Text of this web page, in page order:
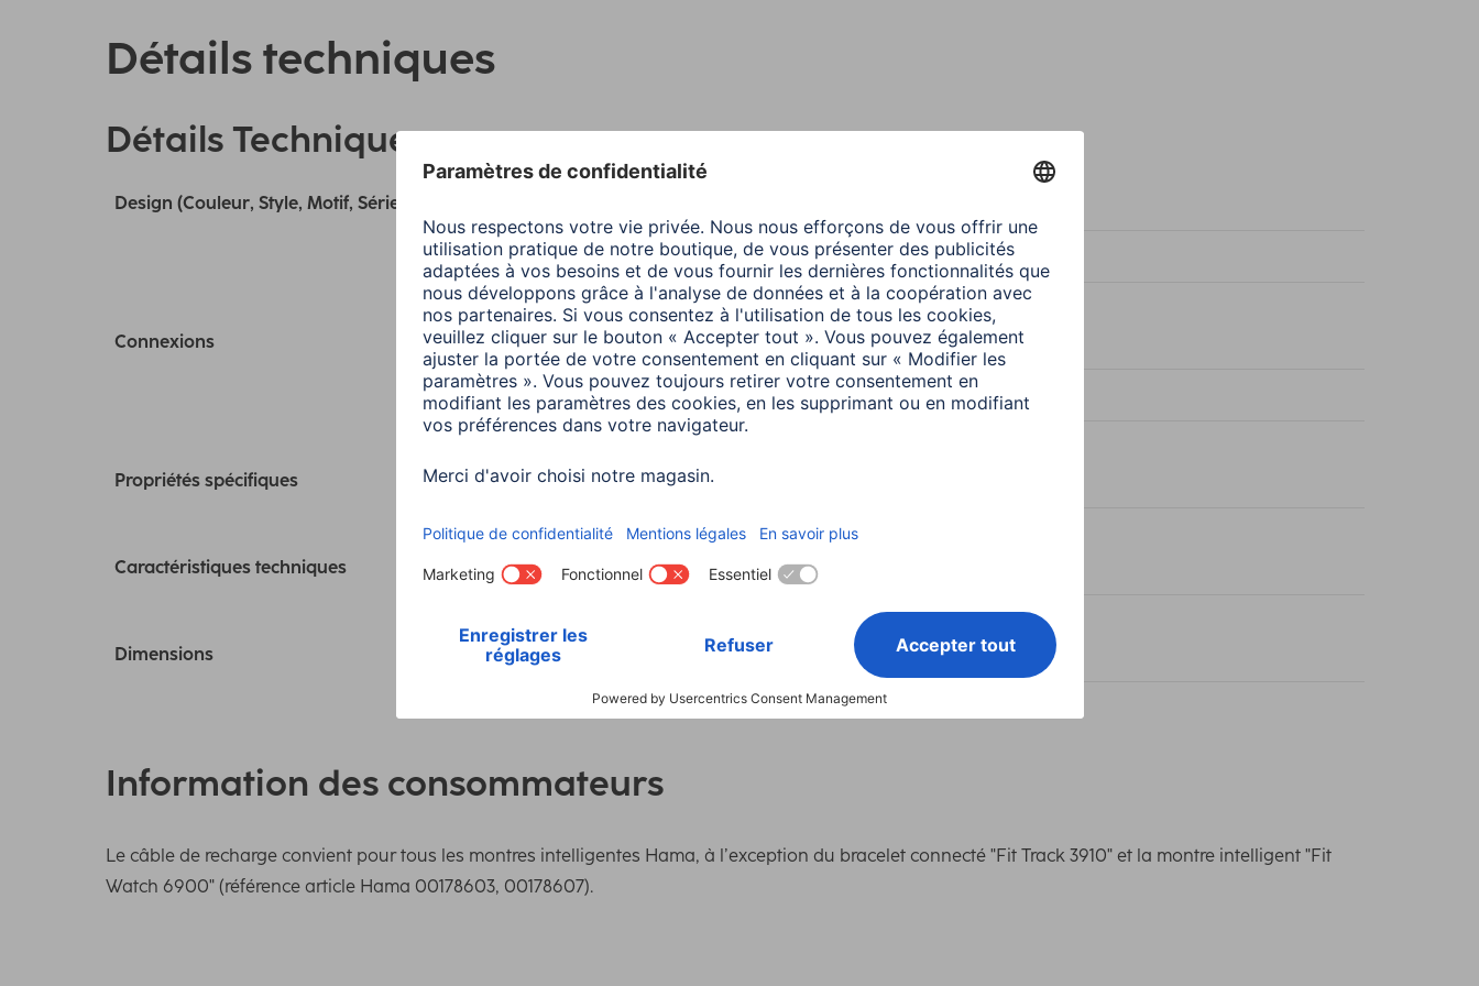
Détails techniques
Détails Techniques
Design (Couleur, Style, Motif, Série)
Couleurs disponibles Noir
Connexions Connecteur USB-C Mâle
Standard USB USB 2.0
Propriétés spécifiques Taux de transfert de données max.
Caractéristiques techniques Matière
Dimensions Longueur 0,60 m
Information des consommateurs
Le câble de recharge convient pour tous les montres intelligentes Hama, à l’exception du bracelet connecté "Fit Track 3910" et la montre intelligent "Fit
Watch 6900" (référence article Hama 00178603, 00178607).